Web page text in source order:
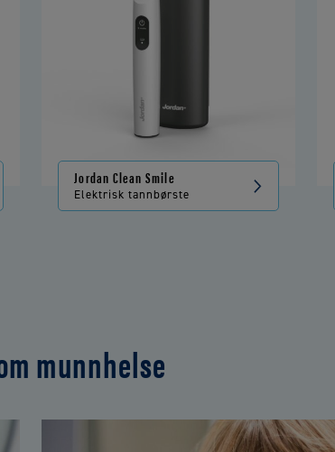
Jordan Clean Smile
Elektrisk tannbørste
munnhelse